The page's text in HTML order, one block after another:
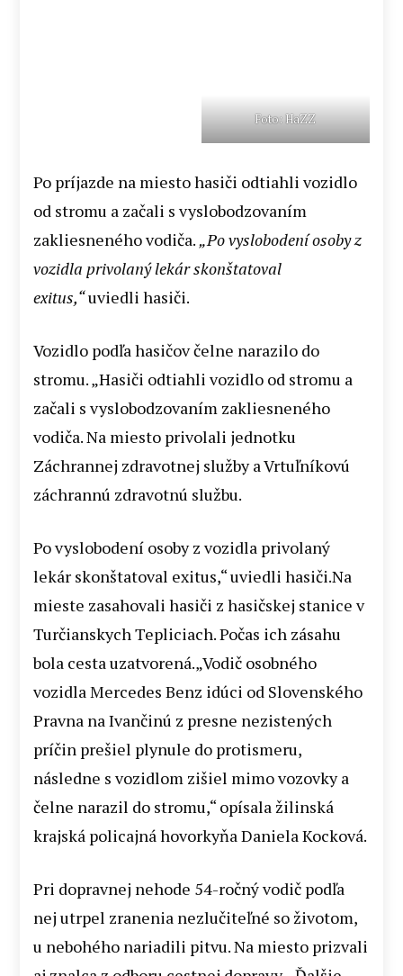
Foto: HaZZ
Po príjazde na miesto hasiči odtiahli vozidlo
od stromu a začali s vyslobodzovaním
zakliesneného vodiča.„Po vyslobodení osoby z
vozidla privolaný lekár skonštatoval
exitus,“uviedli hasiči.
Vozidlo podľa hasičov čelne narazilo do
stromu. „Hasiči odtiahli vozidlo od stromu a
začali s vyslobodzovaním zakliesneného
vodiča. Na miesto privolali jednotku
Záchrannej zdravotnej služby a Vrtuľníkovú
záchrannú zdravotnú službu.
Po vyslobodení osoby z vozidla privolaný
lekár skonštatoval exitus,“ uviedli hasiči.Na
mieste zasahovali hasiči z hasičskej stanice v
Turčianskych Tepliciach. Počas ich zásahu
bola cesta uzatvorená.„Vodič osobného
vozidla Mercedes Benz idúci od Slovenského
Pravna na Ivančinú z presne nezistených
príčin prešiel plynule do protismeru,
následne s vozidlom zišiel mimo vozovky a
čelne narazil do stromu,“ opísala žilinská
krajská policajná hovorkyňa Daniela Kocková.
Pri dopravnej nehode 54-ročný vodič podľa
nej utrpel zranenia nezlučiteľné so životom,
u nebohého nariadili pitvu. Na miesto prizvali